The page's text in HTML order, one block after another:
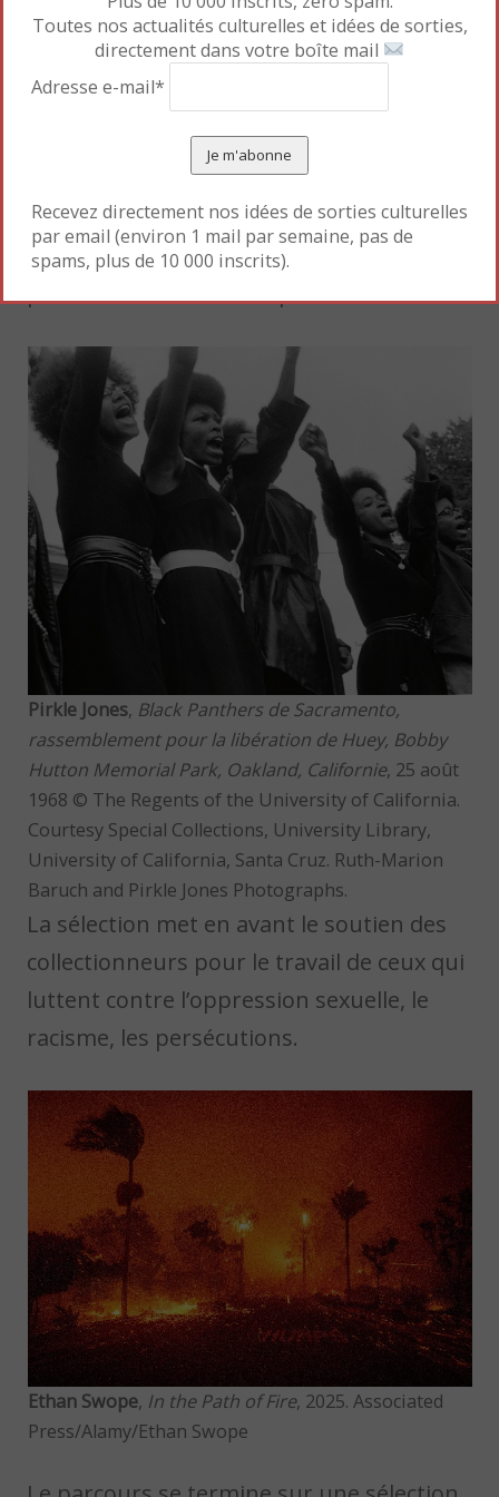
E. John et D. Furnish les ont vues pour la
première fois à la galerie White Cube
(Londres). Ne pouvant se décider à choisir
une seule photo, le couple achète la
totalité des oeuvres présentées ce jour-là
sur les cimaises (Thanksgiving, 1973-1999),
apprend-t-on dans l’interview filmée
présentée à la fin de l’exposition.
Pirkle Jones, Black Panthers de Sacramento,
rassemblement pour la libération de Huey, Bobby
Hutton Memorial Park, Oakland, Californie, 25 août
1968 © The Regents of the University of California.
Courtesy Special Collections, University Library,
University of California, Santa Cruz. Ruth-Marion
Baruch and Pirkle Jones Photographs.
La sélection met en avant le soutien des
collectionneurs pour le travail de ceux qui
luttent contre l’oppression sexuelle, le
racisme, les persécutions.
Ethan Swope, In the Path of Fire, 2025. Associated
Press/Alamy/Ethan Swope
Toutes nos actualités culturelles et idées de sorties,
directement dans votre boîte mail
Adresse e-mail*
Recevez directement nos idées de sorties culturelles
par email (environ 1 mail par semaine, pas de
spams, plus de 10 000 inscrits).